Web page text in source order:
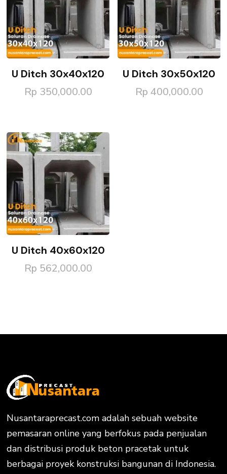
U Ditch 30x40x120
Rp 350,000.00
U Ditch 30x50x120
Rp 400,000.00
U Ditch 40x60x120
Rp 562,000.00
Nusantaraprecast.com adalah sebuah website
pemasaran online yang berfokus pada penjualan
dan distribusi produk beton pracetak untuk
berbagai proyek konstruksi bangunan di Indonesia.